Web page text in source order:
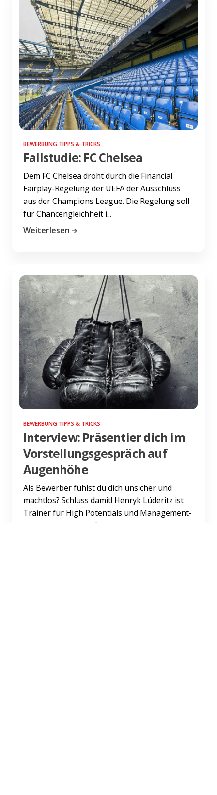
BEWERBUNG TIPPS & TRICKS
Fallstudie: FC Chelsea
Dem FC Chelsea droht durch die Financial
Fairplay-Regelung der UEFA der Ausschluss
aus der Champions League. Die Regelung soll
für Chancengleichheit i...
Weiterlesen
BEWERBUNG TIPPS & TRICKS
Interview: Präsentier dich im
Vorstellungsgespräch auf
Augenhöhe
Als Bewerber fühlst du dich unsicher und
machtlos? Schluss damit! Henryk Lüderitz ist
Trainer für High Potentials und Management-
Nachwuchs. Er empfieh...